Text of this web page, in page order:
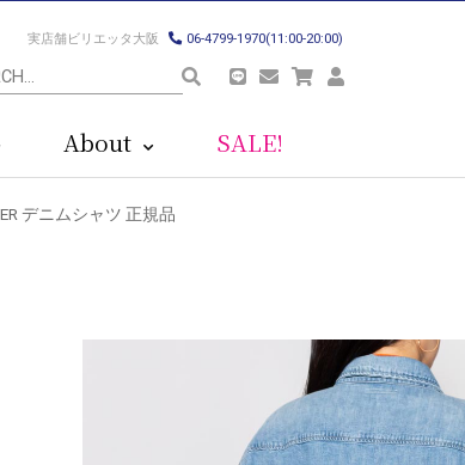
実店舗ビリエッタ大阪 06-4799-1970(11:00-20:00)
About SALE!
デニムシャツ 正規品